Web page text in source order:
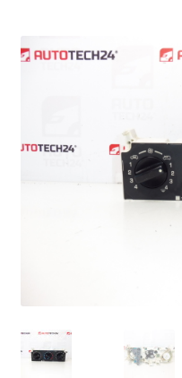
Livraison internationale
Paiements
Procédure de Réclamation